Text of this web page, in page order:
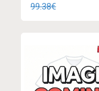
99.38€